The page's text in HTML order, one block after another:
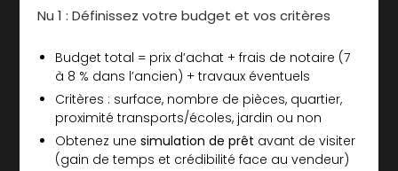
Nu 1 : Définissez votre budget et vos critères
Budget total = prix d’achat + frais de notaire (7
à 8 % dans l’ancien) + travaux éventuels
Critères : surface, nombre de pièces, quartier,
proximité transports/écoles, jardin ou non
Obtenez unesimulation de prêt avant de visiter
(gain de temps et crédibilité face au vendeur)